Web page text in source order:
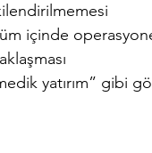
içinde
yatırım” gibi